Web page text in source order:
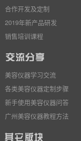
合作开发及定制
2019年新产品研发
销售培训课程
美容仪器学习交流
各类美容仪器定制步骤
新手使用美容仪器问答
广州美容仪器教程方法